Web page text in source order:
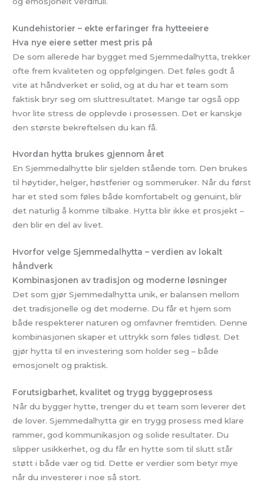
Kundehistorier – ekte erfaringer fra hytteeiere
Hva nye eiere setter mest pris på
De som allerede har bygget med Sjemmedalhytta, trekker
ofte frem kvaliteten og oppfølgingen. Det føles godt å
vite at håndverket er solid, og at du har et team som
faktisk bryr seg om sluttresultatet. Mange tar også opp
hvor lite stress de opplevde i prosessen. Det er kanskje
den største bekreftelsen du kan få.
Hvordan hytta brukes gjennom året
En Sjemmedalhytte blir sjelden stående tom. Den brukes
til høytider, helger, høstferier og sommeruker. Når du først
har et sted som føles både komfortabelt og genuint, blir
det naturlig å komme tilbake. Hytta blir ikke et prosjekt –
den blir en del av livet.
Hvorfor velge Sjemmedalhytta – verdien av lokalt
håndverk
Kombinasjonen av tradisjon og moderne løsninger
Det som gjør Sjemmedalhytta unik, er balansen mellom
det tradisjonelle og det moderne. Du får et hjem som
både respekterer naturen og omfavner fremtiden. Denne
kombinasjonen skaper et uttrykk som føles tidløst. Det
gjør hytta til en investering som holder seg – både
emosjonelt og praktisk.
Forutsigbarhet, kvalitet og trygg byggeprosess
Når du bygger hytte, trenger du et team som leverer det
de lover. Sjemmedalhytta gir en trygg prosess med klare
rammer, god kommunikasjon og solide resultater. Du
slipper usikkerhet, og du får en hytte som til slutt står
støtt i både vær og tid. Dette er verdier som betyr mye
når du investerer i noe så stort.